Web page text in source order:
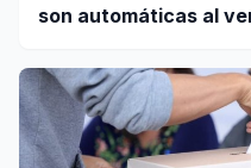
son automáticas al